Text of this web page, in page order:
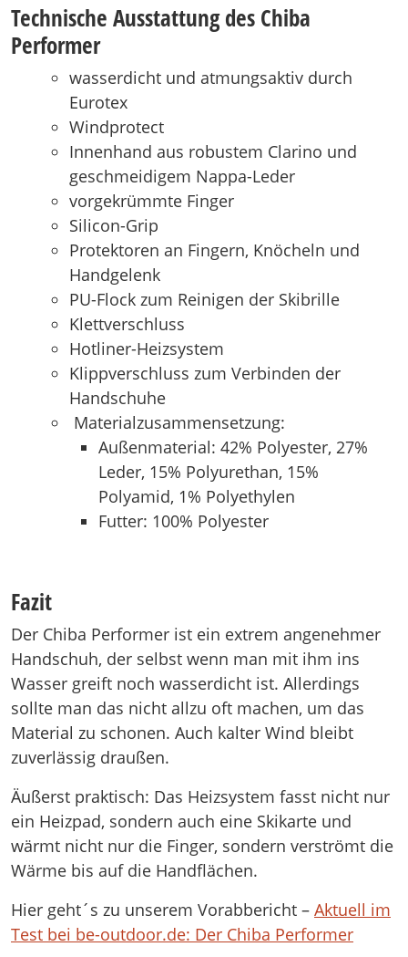
Technische Ausstattung des Chiba
Performer
wasserdicht und atmungsaktiv durch
Eurotex
Windprotect
Innenhand aus robustem Clarino und
geschmeidigem Nappa-Leder
vorgekrümmte Finger
Silicon-Grip
Protektoren an Fingern, Knöcheln und
Handgelenk
PU-Flock zum Reinigen der Skibrille
Klettverschluss
Hotliner-Heizsystem
Klippverschluss zum Verbinden der
Handschuhe
Materialzusammensetzung:
Außenmaterial: 42% Polyester, 27%
Leder, 15% Polyurethan, 15%
Polyamid, 1% Polyethylen
Futter: 100% Polyester
Fazit
Der Chiba Performer ist ein extrem angenehmer
Handschuh, der selbst wenn man mit ihm ins
Wasser greift noch wasserdicht ist. Allerdings
sollte man das nicht allzu oft machen, um das
Material zu schonen. Auch kalter Wind bleibt
zuverlässig draußen.
Äußerst praktisch: Das Heizsystem fasst nicht nur
ein Heizpad, sondern auch eine Skikarte und
wärmt nicht nur die Finger, sondern verströmt die
Wärme bis auf die Handflächen.
Hier geht´s zu unserem Vorabbericht – Aktuell im
Test bei be-outdoor.de: Der Chiba Performer